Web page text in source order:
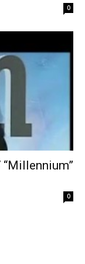
0
0